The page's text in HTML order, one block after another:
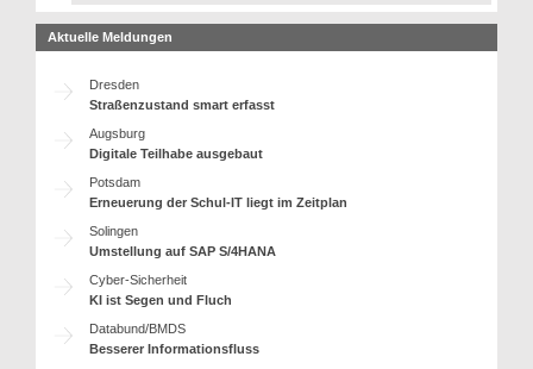
Aktuelle Meldungen
Dresden
Straßenzustand smart erfasst
Augsburg
Digitale Teilhabe ausgebaut
Potsdam
Erneuerung der Schul-IT liegt im Zeitplan
Solingen
Umstellung auf SAP S/4HANA
Cyber-Sicherheit
KI ist Segen und Fluch
Databund/BMDS
Besserer Informationsfluss